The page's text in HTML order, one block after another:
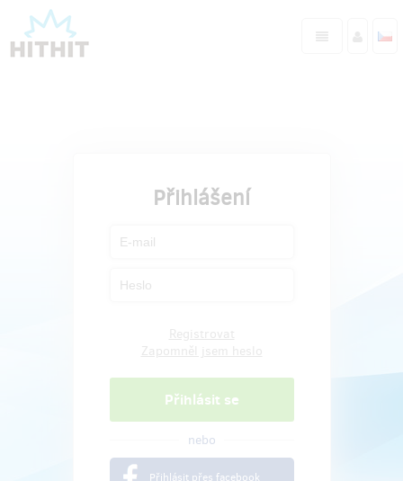
Přihlášení
nebo
Přihlásit přes facebook